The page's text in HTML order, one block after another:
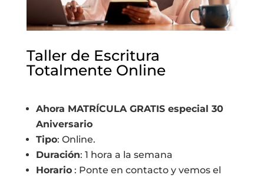
Taller de Escritura
Totalmente Online
Ahora MATRÍCULA GRATIS especial 30
Aniversario
Tipo: Online.
Duración: 1 hora a la semana
Horario: Ponte en contacto y vemos el